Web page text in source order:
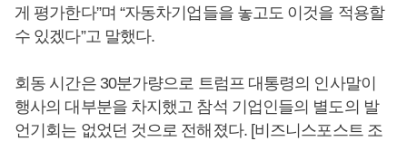
게 평가한다”며 “자동차기업들을 놓고도 이것을 적용할
수 있겠다”고 말했다.
회동 시간은 30분가량으로 트럼프 대통령의 인사말이
행사의 대부분을 차지했고 참석 기업인들의 별도의 발
언기회는 없었던 것으로 전해졌다. [비즈니스포스트 조